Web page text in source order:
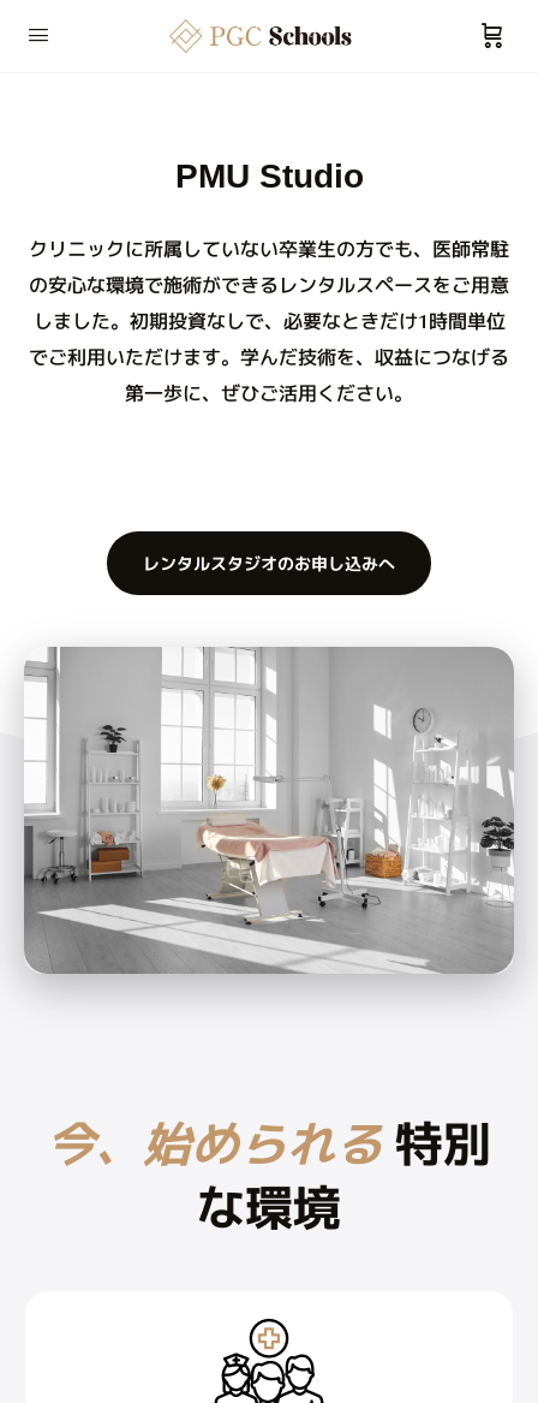
PMU Studio
クリニックに所属していない卒業生の方でも、医師常駐
の安心な環境で施術ができるレンタルスペースをご用意
しました。初期投資なしで、必要なときだけ1時間単位
でご利用いただけます。学んだ技術を、収益につなげる
第一歩に、ぜひご活用ください。
レンタルスタジオのお申し込みへ
今、始められる特別
な環境